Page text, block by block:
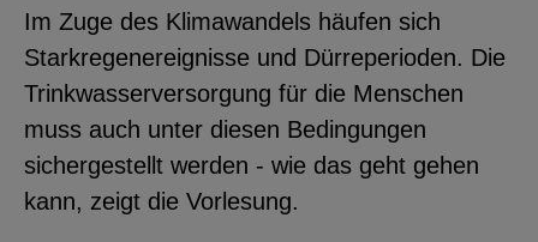
Im Zuge des Klimawandels häufen sich
Starkregenereignisse und Dürreperioden. Die
Trinkwasserversorgung für die Menschen
muss auch unter diesen Bedingungen
sichergestellt werden - wie das geht gehen
kann, zeigt die Vorlesung.